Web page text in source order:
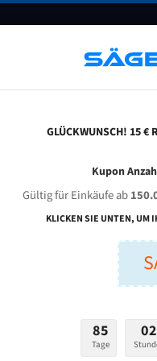
FAQ
TRUPRO BS - 330 SA für
GLÜCKWUNSCH! 15 €
Kupon
Gültig für Einkäufe ab
KLICKEN SIE UNTEN, UM
85
Tage
02